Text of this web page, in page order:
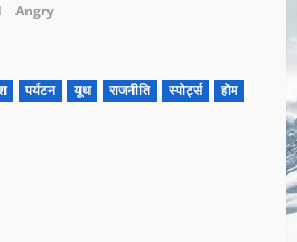
Angry
पर्यटन यूथ राजनीति स्पोर्ट्स होम